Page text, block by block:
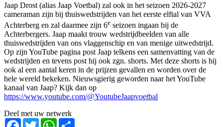
Jaap Drost (alias Jaap Voetbal) zal ook in het seizoen 2026-2027
cameraman zijn bij thuiswedstrijden van het eerste elftal van VVA
Achterberg en zal daarmee zijn 6e seizoen ingaan bij de
Achterbergers. Jaap maakt trouw wedstrijdbeelden van alle
thuiswedstrijden van ons vlaggenschip en van menige uitwedstrijd.
Op zijn YouTube pagina post Jaap telkens een samenvatting van de
wedstrijden en tevens post hij ook zgn. shorts. Met deze shorts is hij
ook al een aantal keren in de prijzen gevallen en worden over de
hele wereld bekeken. Nieuwsgierig geworden naar het YouTube
kanaal van Jaap? Kijk dan op
https://www.youtube.com/@YoutubeJaapvoetbal
Deel met uw netwerk
Facebook
TwitterWhatsApp